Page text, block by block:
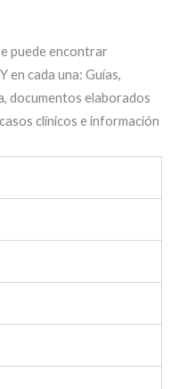
puede encontrar
en cada una: Guías,
documentos elaborados
clínicos e información